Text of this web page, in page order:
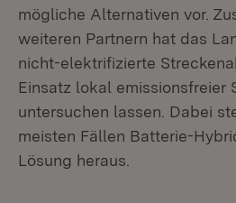
mögliche Alternativen vor.
weiteren Partnern hat das
nicht-elektrifizierte
Einsatz lokal emissionsfreier
untersuchen lassen. Dabei
meisten Fällen Batterie-
Lösung heraus.